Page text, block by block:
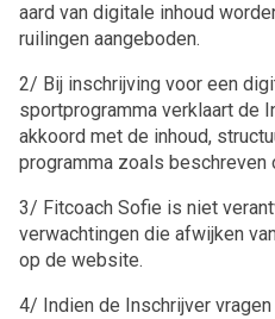
aard van digitale inhoud
ruilingen aangeboden.
2/ Bij inschrijving voor een
sportprogramma verklaart de
akkoord met de inhoud,
programma zoals beschreven
3/ Fitcoach Sofie is niet
verwachtingen die afwijken
op de website.
4/ Indien de Inschrijver